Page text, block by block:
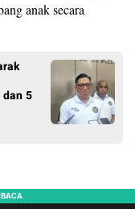
anak secara
5